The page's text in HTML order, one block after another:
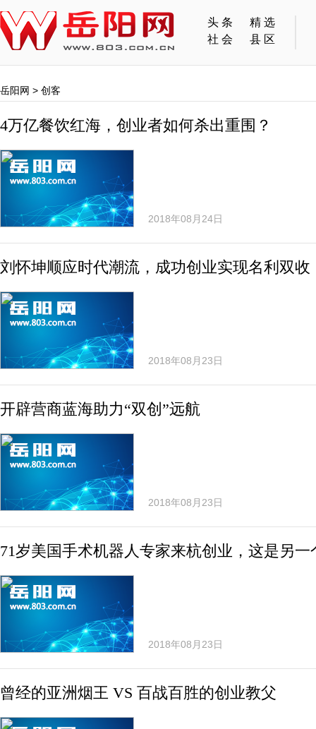
头条
精选
社会
县区
岳阳网 > 创客
4万亿餐饮红海，创业者如何杀出重围？
2018年08月24日
刘怀坤顺应时代潮流，成功创业实现名利双收
2018年08月23日
开辟营商蓝海助力“双创”远航
2018年08月23日
71岁美国手术机器人专家来杭创业，这是另一
2018年08月23日
曾经的亚洲烟王 VS 百战百胜的创业教父